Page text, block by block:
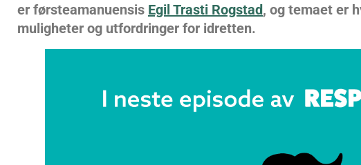
er førsteamanuensis Egil Trasti Rogstad, og temaet er
muligheter og utfordringer for idretten.